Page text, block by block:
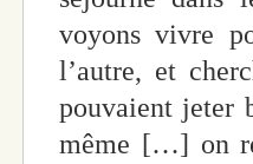
voyons vivre
l’autre, et
pouvaient jeter
même […] on